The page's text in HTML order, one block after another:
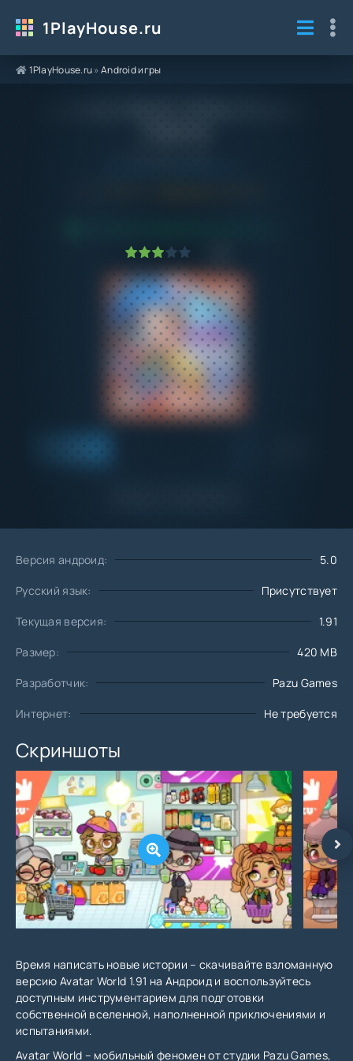
1PlayHouse.ru
1PlayHouse.ru»Android игры
Версия андроид: 5.0
Русский язык: Присутствует
Текущая версия: 1.91
Размер: 420 MB
Разработчик: Pazu Games
Интернет: Не требуется
Скриншоты
Время написать новые истории – скачивайте взломанную
версию Avatar World 1.91 на Андроид и воспользуйтесь
доступным инструментарием для подготовки
собственной вселенной, наполненной приключениями и
испытаниями.
Avatar World – мобильный феномен от студии Pazu Games,